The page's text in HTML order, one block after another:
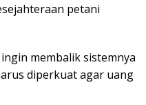
petani
membalik sistemnya
diperkuat agar uang